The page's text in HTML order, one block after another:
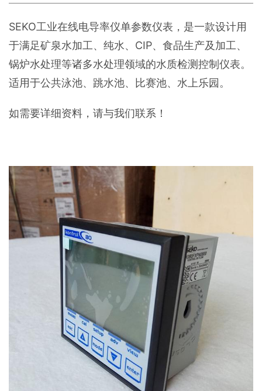
SEKO工业在线电导率仪单参数仪表，是一款设计用
于满足矿泉水加工、纯水、CIP、食品生产及加工、
锅炉水处理等诸多水处理领域的水质检测控制仪表。
适用于公共泳池、跳水池、比赛池、水上乐园。
如需要详细资料，请与我们联系！